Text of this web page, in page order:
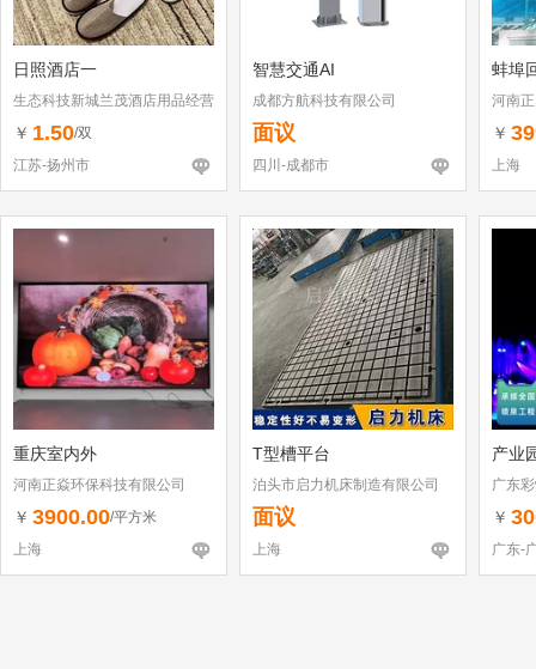
日照酒店一
生态科技新城兰茂酒店用品经营
部（个体工商户）
￥ 1.50/双
江苏-扬州市
智慧交通AI
成都方航科技有限公司
面议
四川-成都市
蚌埠
河南
￥
上海
重庆室内外
河南正焱环保科技有限公司
￥ 3900.00/平方米
上海
T型槽平台
泊头市启力机床制造有限公司
面议
上海
产业
广东
有限
￥
广东-